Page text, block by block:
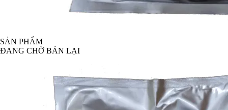
SẢN PHẨM
ĐANG CHỜ BÁN LẠI